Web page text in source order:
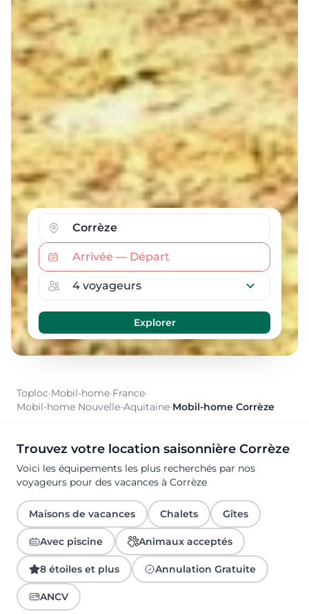
Toploc·Mobil-home·France·
Mobil-home Nouvelle-Aquitaine·Mobil-home Corrèze
Trouvez votre location saisonnière Corrèze
Voici les équipements les plus recherchés par nos
voyageurs pour des vacances à Corrèze
Maisons de vacances Chalets Gîtes
Avec piscine Animaux acceptés
8 étoiles et plus Annulation Gratuite
ANCV